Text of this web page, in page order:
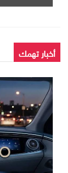
أخبار تهمك